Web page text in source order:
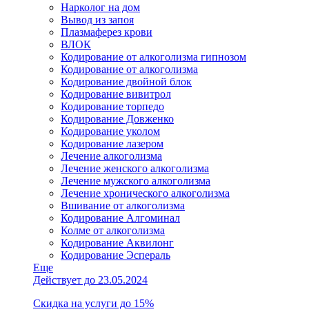
Нарколог на дом
Вывод из запоя
Плазмаферез крови
ВЛОК
Кодирование от алкоголизма гипнозом
Кодирование от алкоголизма
Кодирование двойной блок
Кодирование вивитрол
Кодирование торпедо
Кодирование Довженко
Кодирование уколом
Кодирование лазером
Лечение алкоголизма
Лечение женского алкоголизма
Лечение мужского алкоголизма
Лечение хронического алкоголизма
Вшивание от алкоголизма
Кодирование Алгоминал
Колме от алкоголизма
Кодирование Аквилонг
Кодирование Эспераль
Еще
Действует до 23.05.2024
Скидка на услуги до 15%